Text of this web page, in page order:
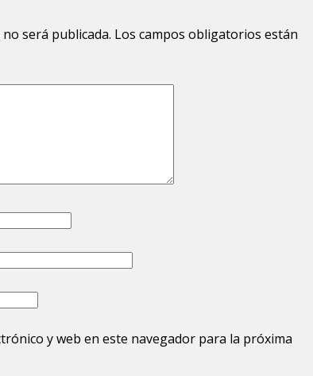
será publicada. Los campos obligatorios están
y web en este navegador para la próxima